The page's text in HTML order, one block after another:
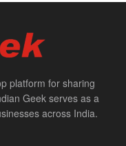
platform for sharing
Geek serves as a
across India.